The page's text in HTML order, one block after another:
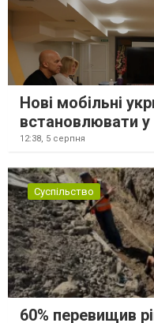
Нові мобільні
встановлювати у
12:38, 5 серпня
Суспільство
60% перевищив